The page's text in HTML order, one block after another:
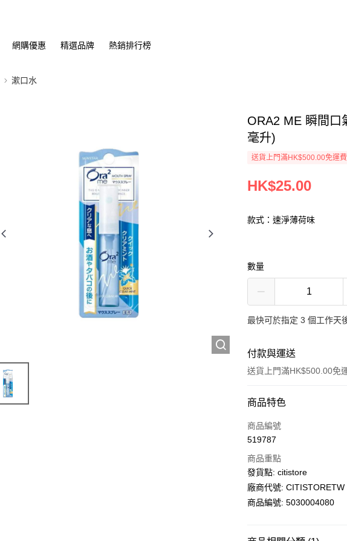
網購優惠 精選品牌 熱銷排行榜
漱口水
ORA2 ME 瞬間口
毫升)
送貨上門滿HK$500.00免運費
HK$25.00
款式：速淨薄荷味
數量
最快可於指定 3 個工作天
付款與運送
送貨上門滿HK$500.00免
付款方式
信用卡
PayMe
WeChat Pay
商品特色
商品編號
519787
商品重點
發貨點: citistore
廠商代號: CITISTORETW
商品編號: 5030004080